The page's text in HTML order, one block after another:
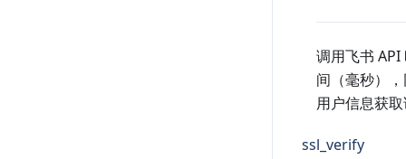
调用飞书 API
间（毫秒）
用户信息获
ssl_verify